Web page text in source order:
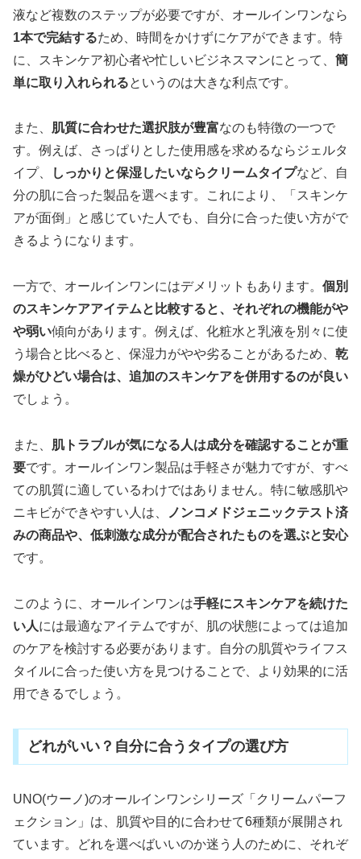
液など複数のステップが必要ですが、オールインワンなら
1本で完結するため、時間をかけずにケアができます。特
に、スキンケア初心者や忙しいビジネスマンにとって、 簡
単に取り入れられるというのは大きな利点です。
また、 肌質に合わせた選択肢が豊富なのも特徴の一つで
す。例えば、さっぱりとした使用感を求めるならジェルタ
イプ、
しっかりと保湿したいならクリームタイプなど、自
分の肌に合った製品を選べます。これにより、「スキンケ
アが面倒」と感じていた人でも、自分に合った使い方がで
きるようになります。
一方で、オールインワンにはデメリットもあります。 個別
のスキンケアアイテムと比較すると、それぞれの機能がや
や弱い傾向があります。例えば、化粧水と乳液を別々に使
う場合と比べると、保湿力がやや劣ることがあるため、 乾
燥がひどい場合は、追加のスキンケアを併用するのが良い
でしょう。
また、 肌トラブルが気になる人は成分を確認することが重
要です。オールインワン製品は手軽さが魅力ですが、すべ
ての肌質に適しているわけではありません。特に敏感肌や
ニキビができやすい人は、
ノンコメドジェニックテスト済
みの商品や、低刺激な成分が配合されたものを選ぶと安心
です。
このように、オールインワンは手軽にスキンケアを続けた
い人には最適なアイテムですが、肌の状態によっては追加
のケアを検討する必要があります。自分の肌質やライフス
タイルに合った使い方を見つけることで、より効果的に活
用できるでしょう。
どれがいい？自分に合うタイプの選び方
UNO(ウーノ)のオールインワンシリーズ「クリームパーフ
ェクション」は、肌質や目的に合わせて6種類が展開され
ています。どれを選べばいいのか迷う人のために、それぞ